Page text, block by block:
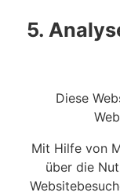
5.
Diese
Mit Hilfe von
über die